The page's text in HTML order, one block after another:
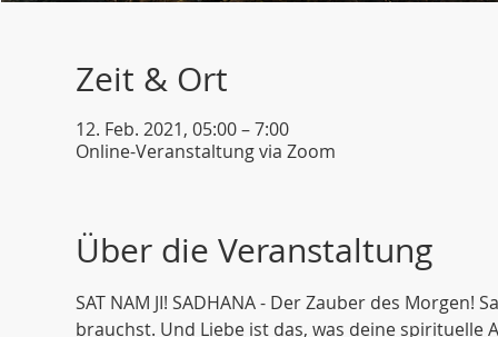
Zeit & Ort
12. Feb. 2021, 05:00 – 7:00
Online-Veranstaltung via Zoom
Über die Veranstaltung
SAT NAM JI! SADHANA - Der Zauber des
brauchst. Und Liebe ist das, was deine